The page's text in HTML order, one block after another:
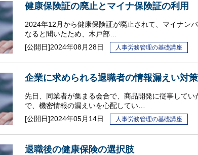
健康保険証の廃止とマイナ保険証の利用
2024年12月から健康保険証が廃止されて、マイナン
なると聞いたため、木戸部…
[公開日]2024年08月28日 人事労務管理の基礎講座
企業に求められる退職者の情報漏えい対策
先日、同業者が集まる会合で、商品開発に従事して
で、機密情報の漏えいを心配してい…
[公開日]2024年05月14日 人事労務管理の基礎講座
退職後の健康保険の選択肢